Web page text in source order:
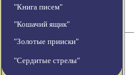
"Книга писем"
"Кошачий ящик"
"Золотые прииски"
"Сердитые стрелы"